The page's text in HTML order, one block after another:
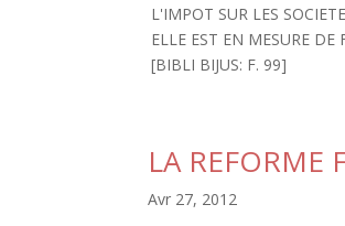
L'IMPOT SUR LES
ELLE EST EN MESURE
[BIBLI BIJUS: F. 99]
LA REFORME
Avr 27, 2012